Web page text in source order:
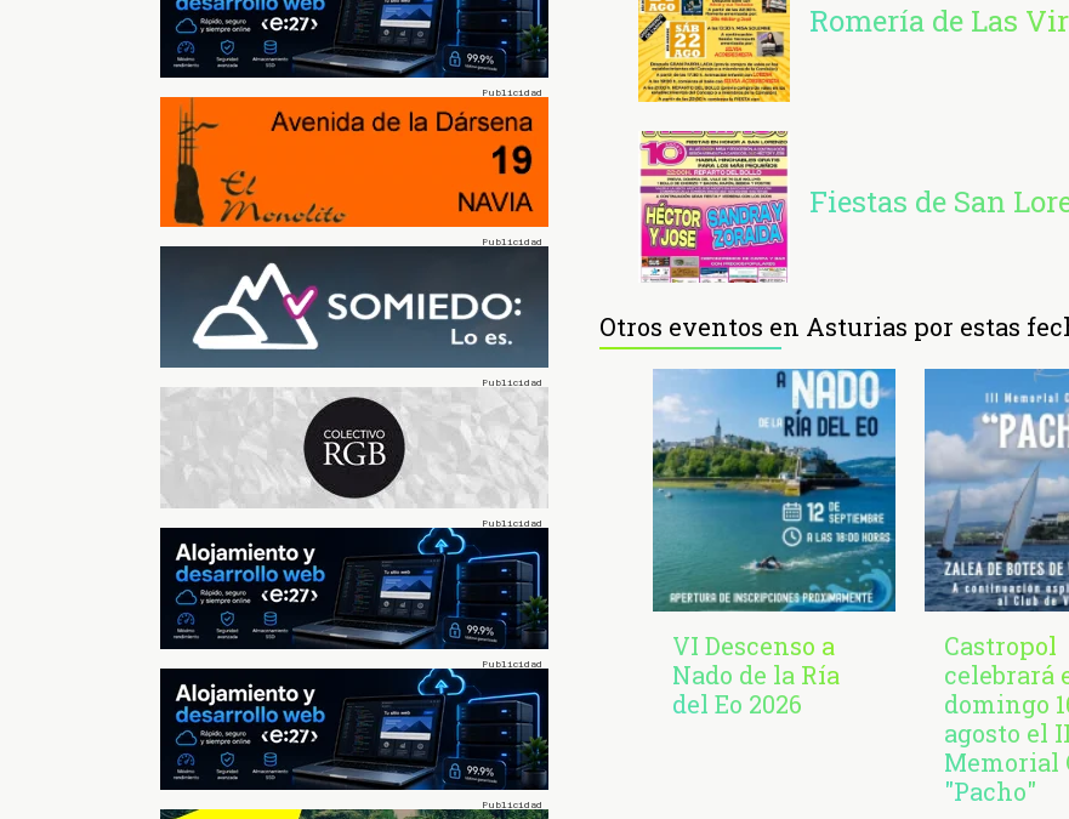
Romería de Las
Fiestas de San
Otros eventos en Asturias por estas
VI Descenso a
Nado de la Ría
del Eo 2026
Castropol
celebrará
domingo
agosto el
Memorial
"Pacho"